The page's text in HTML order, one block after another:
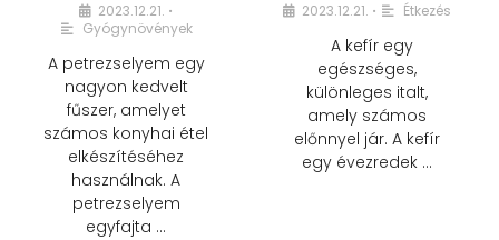
2023.12.21. •
Gyógynövények
A petrezselyem egy
nagyon kedvelt
fűszer, amelyet
számos konyhai étel
elkészítéséhez
használnak. A
petrezselyem
egyfajta …
2023.12.21. • Étkezés
A kefír egy
egészséges,
különleges italt,
amely számos
előnnyel jár. A kefír
egy évezredek …